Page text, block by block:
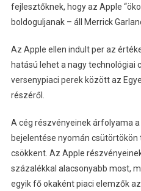
fejlesztőknek, hogy az Apple
boldoguljanak – áll Merrick
Az Apple ellen indult per az
hatású lehet a nagy technológiai
versenypiaci perek között az
részéről.
A cég részvényeinek árfolyama
bejelentése nyomán csütörtökön
csökkent. Az Apple
százalékkal alacsonyabb most,
egyik fő okaként piaci elemzők